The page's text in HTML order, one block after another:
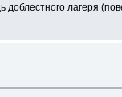
лагеря